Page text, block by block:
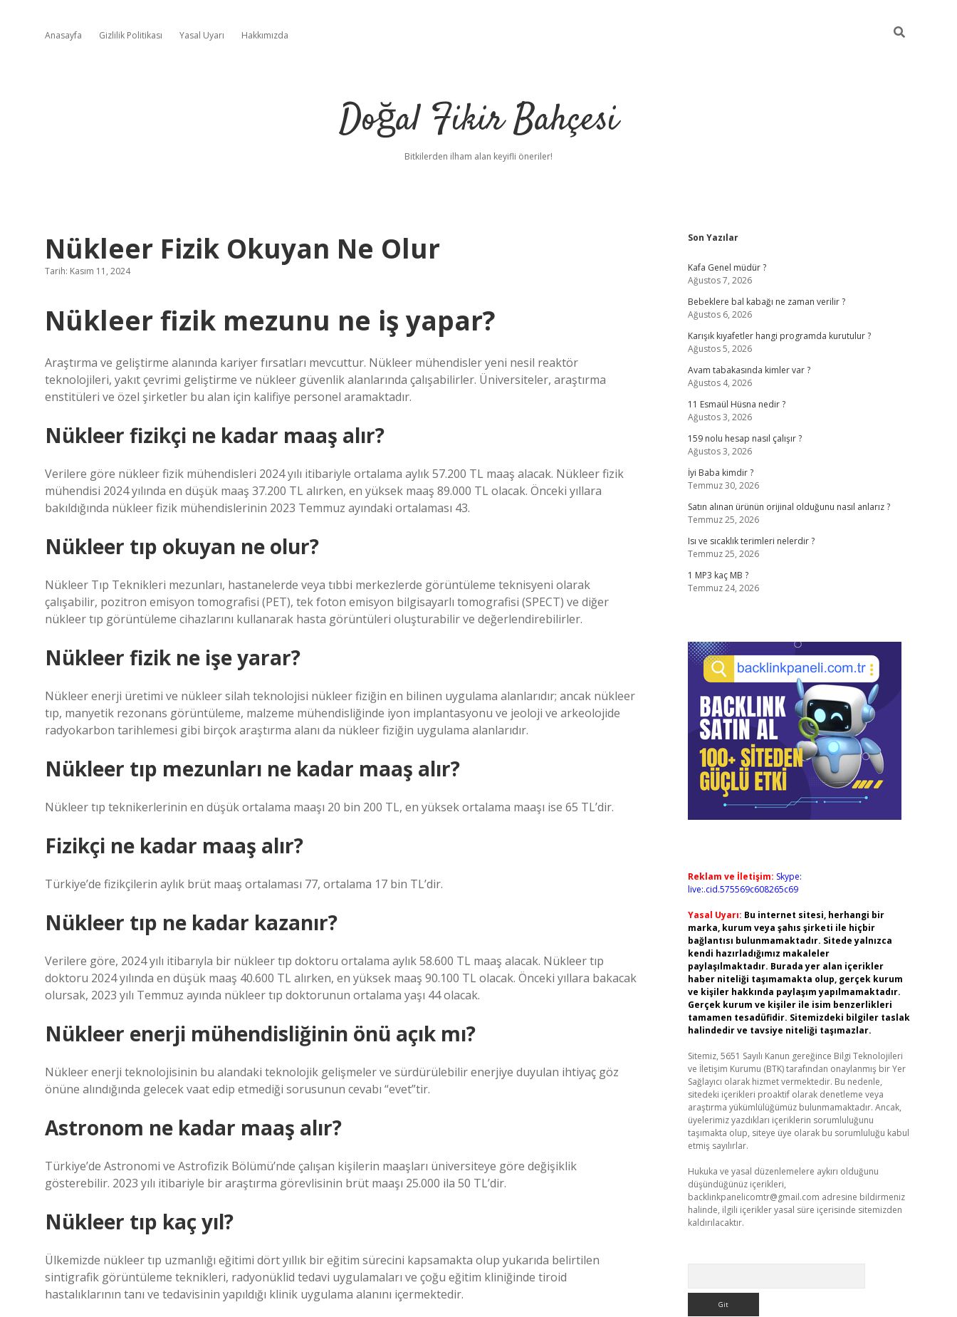
Anasayfa Gizlilik Politikası Yasal Uyarı Hakkımızda
Doğal Fikir Bahçesi
Bitkilerden ilham alan keyifli öneriler!
Nükleer Fizik Okuyan Ne Olur
Tarih: Kasım 11, 2024
Nükleer fizik mezunu ne iş yapar?
Araştırma ve geliştirme alanında kariyer fırsatları mevcuttur. Nükleer mühendisler yeni nesil reaktör
teknolojileri, yakıt çevrimi geliştirme ve nükleer güvenlik alanlarında çalışabilirler. Üniversiteler, araştırma
enstitüleri ve özel şirketler bu alan için kalifiye personel aramaktadır.
Nükleer fizikçi ne kadar maaş alır?
Verilere göre nükleer fizik mühendisleri 2024 yılı itibariyle ortalama aylık 57.200 TL maaş alacak. Nükleer fizik
mühendisi 2024 yılında en düşük maaş 37.200 TL alırken, en yüksek maaş 89.000 TL olacak. Önceki yıllara
bakıldığında nükleer fizik mühendislerinin 2023 Temmuz ayındaki ortalaması 43.
Nükleer tıp okuyan ne olur?
Nükleer Tıp Teknikleri mezunları, hastanelerde veya tıbbi merkezlerde görüntüleme teknisyeni olarak
çalışabilir, pozitron emisyon tomografisi (PET), tek foton emisyon bilgisayarlı tomografisi (SPECT) ve diğer
nükleer tıp görüntüleme cihazlarını kullanarak hasta görüntüleri oluşturabilir ve değerlendirebilirler.
Nükleer fizik ne işe yarar?
Nükleer enerji üretimi ve nükleer silah teknolojisi nükleer fiziğin en bilinen uygulama alanlarıdır; ancak nükleer
tıp, manyetik rezonans görüntüleme, malzeme mühendisliğinde iyon implantasyonu ve jeoloji ve arkeolojide
radyokarbon tarihlemesi gibi birçok araştırma alanı da nükleer fiziğin uygulama alanlarıdır.
Nükleer tıp mezunları ne kadar maaş alır?
Nükleer tıp teknikerlerinin en düşük ortalama maaşı 20 bin 200 TL, en yüksek ortalama maaşı ise 65 TL’dir.
Fizikçi ne kadar maaş alır?
Türkiye’de fizikçilerin aylık brüt maaş ortalaması 77, ortalama 17 bin TL’dir.
Nükleer tıp ne kadar kazanır?
Verilere göre, 2024 yılı itibarıyla bir nükleer tıp doktoru ortalama aylık 58.600 TL maaş alacak. Nükleer tıp
doktoru 2024 yılında en düşük maaş 40.600 TL alırken, en yüksek maaş 90.100 TL olacak. Önceki yıllara bakacak
olursak, 2023 yılı Temmuz ayında nükleer tıp doktorunun ortalama yaşı 44 olacak.
Nükleer enerji mühendisliğinin önü açık mı?
Nükleer enerji teknolojisinin bu alandaki teknolojik gelişmeler ve sürdürülebilir enerjiye duyulan ihtiyaç göz
önüne alındığında gelecek vaat edip etmediği sorusunun cevabı “evet”tir.
Astronom ne kadar maaş alır?
Türkiye’de Astronomi ve Astrofizik Bölümü’nde çalışan kişilerin maaşları üniversiteye göre değişiklik
gösterebilir. 2023 yılı itibariyle bir araştırma görevlisinin brüt maaşı 25.000 ila 50 TL’dir.
Nükleer tıp kaç yıl?
Ülkemizde nükleer tıp uzmanlığı eğitimi dört yıllık bir eğitim sürecini kapsamakta olup yukarıda belirtilen
sintigrafik görüntüleme teknikleri, radyonüklid tedavi uygulamaları ve çoğu eğitim kliniğinde tiroid
hastalıklarının tanı ve tedavisinin yapıldığı klinik uygulama alanını içermektedir.
Sidebar
Son Yazılar
Kafa Genel müdür ?
Ağustos 7, 2026
Bebeklere bal kabağı ne zaman verilir ?
Ağustos 6, 2026
Karışık kıyafetler hangi programda kurutulur ?
Ağustos 5, 2026
Avam tabakasında kimler var ?
Ağustos 4, 2026
11 Esmaül Hüsna nedir ?
Ağustos 3, 2026
159 nolu hesap nasıl çalışır ?
Ağustos 3, 2026
İyi Baba kimdir ?
Temmuz 30, 2026
Satın alınan ürünün orijinal olduğunu nasıl anlarız ?
Temmuz 25, 2026
Isı ve sıcaklık terimleri nelerdir ?
Temmuz 25, 2026
1 MP3 kaç MB ?
Temmuz 24, 2026
Reklam ve İletişim: Skype:
live:.cid.575569c608265c69
Yasal Uyarı: Bu internet sitesi, herhangi bir
marka, kurum veya şahıs şirketi ile hiçbir
bağlantısı bulunmamaktadır. Sitede yalnızca
kendi hazırladığımız makaleler
paylaşılmaktadır. Burada yer alan içerikler
haber niteliği taşımamakta olup, gerçek kurum
ve kişiler hakkında paylaşım yapılmamaktadır.
Gerçek kurum ve kişiler ile isim benzerlikleri
tamamen tesadüfidir. Sitemizdeki bilgiler taslak
halindedir ve tavsiye niteliği taşımazlar.
Sitemiz, 5651 Sayılı Kanun gereğince Bilgi Teknolojileri
ve İletişim Kurumu (BTK) tarafından onaylanmış bir Yer
Sağlayıcı olarak hizmet vermektedir. Bu nedenle,
sitedeki içerikleri proaktif olarak denetleme veya
araştırma yükümlülüğümüz bulunmamaktadır. Ancak,
üyelerimiz yazdıkları içeriklerin sorumluluğunu
taşımakta olup, siteye üye olarak bu sorumluluğu kabul
etmiş sayılırlar.
Hukuka ve yasal düzenlemelere aykırı olduğunu
düşündüğünüz içerikleri,
backlinkpanelicomtr@gmail.com adresine bildirmeniz
halinde, ilgili içerikler yasal süre içerisinde sitemizden
kaldırılacaktır.